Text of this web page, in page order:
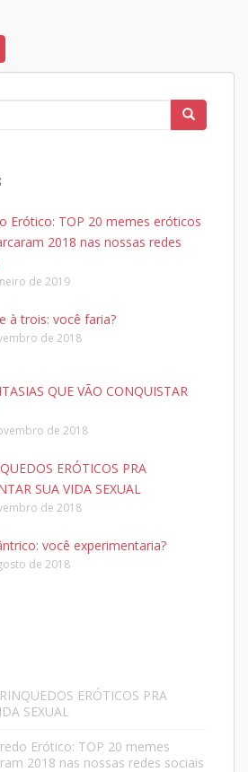
Erótico: TOP 20 memes eróticos
2018 nas nossas redes
de 2019
à trois: você faria?
de 2018
QUE VÃO CONQUISTAR
de 2018
ERÓTICOS PRA
SUA VIDA SEXUAL
de 2018
você experimentaria?
de 2018
ERÓTICOS PRA
SEXUAL
Erótico: TOP 20 memes
2018 nas nossas redes sociais